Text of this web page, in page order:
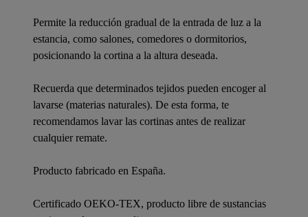
Permite la reducción gradual de la entrada de luz a la
estancia, como salones, comedores o dormitorios,
posicionando la cortina a la altura deseada.
Recuerda que determinados tejidos pueden encoger al
lavarse (materias naturales). De esta forma, te
recomendamos lavar las cortinas antes de realizar
cualquier remate.
Producto fabricado en España.
Certificado OEKO-TEX, producto libre de sustancias